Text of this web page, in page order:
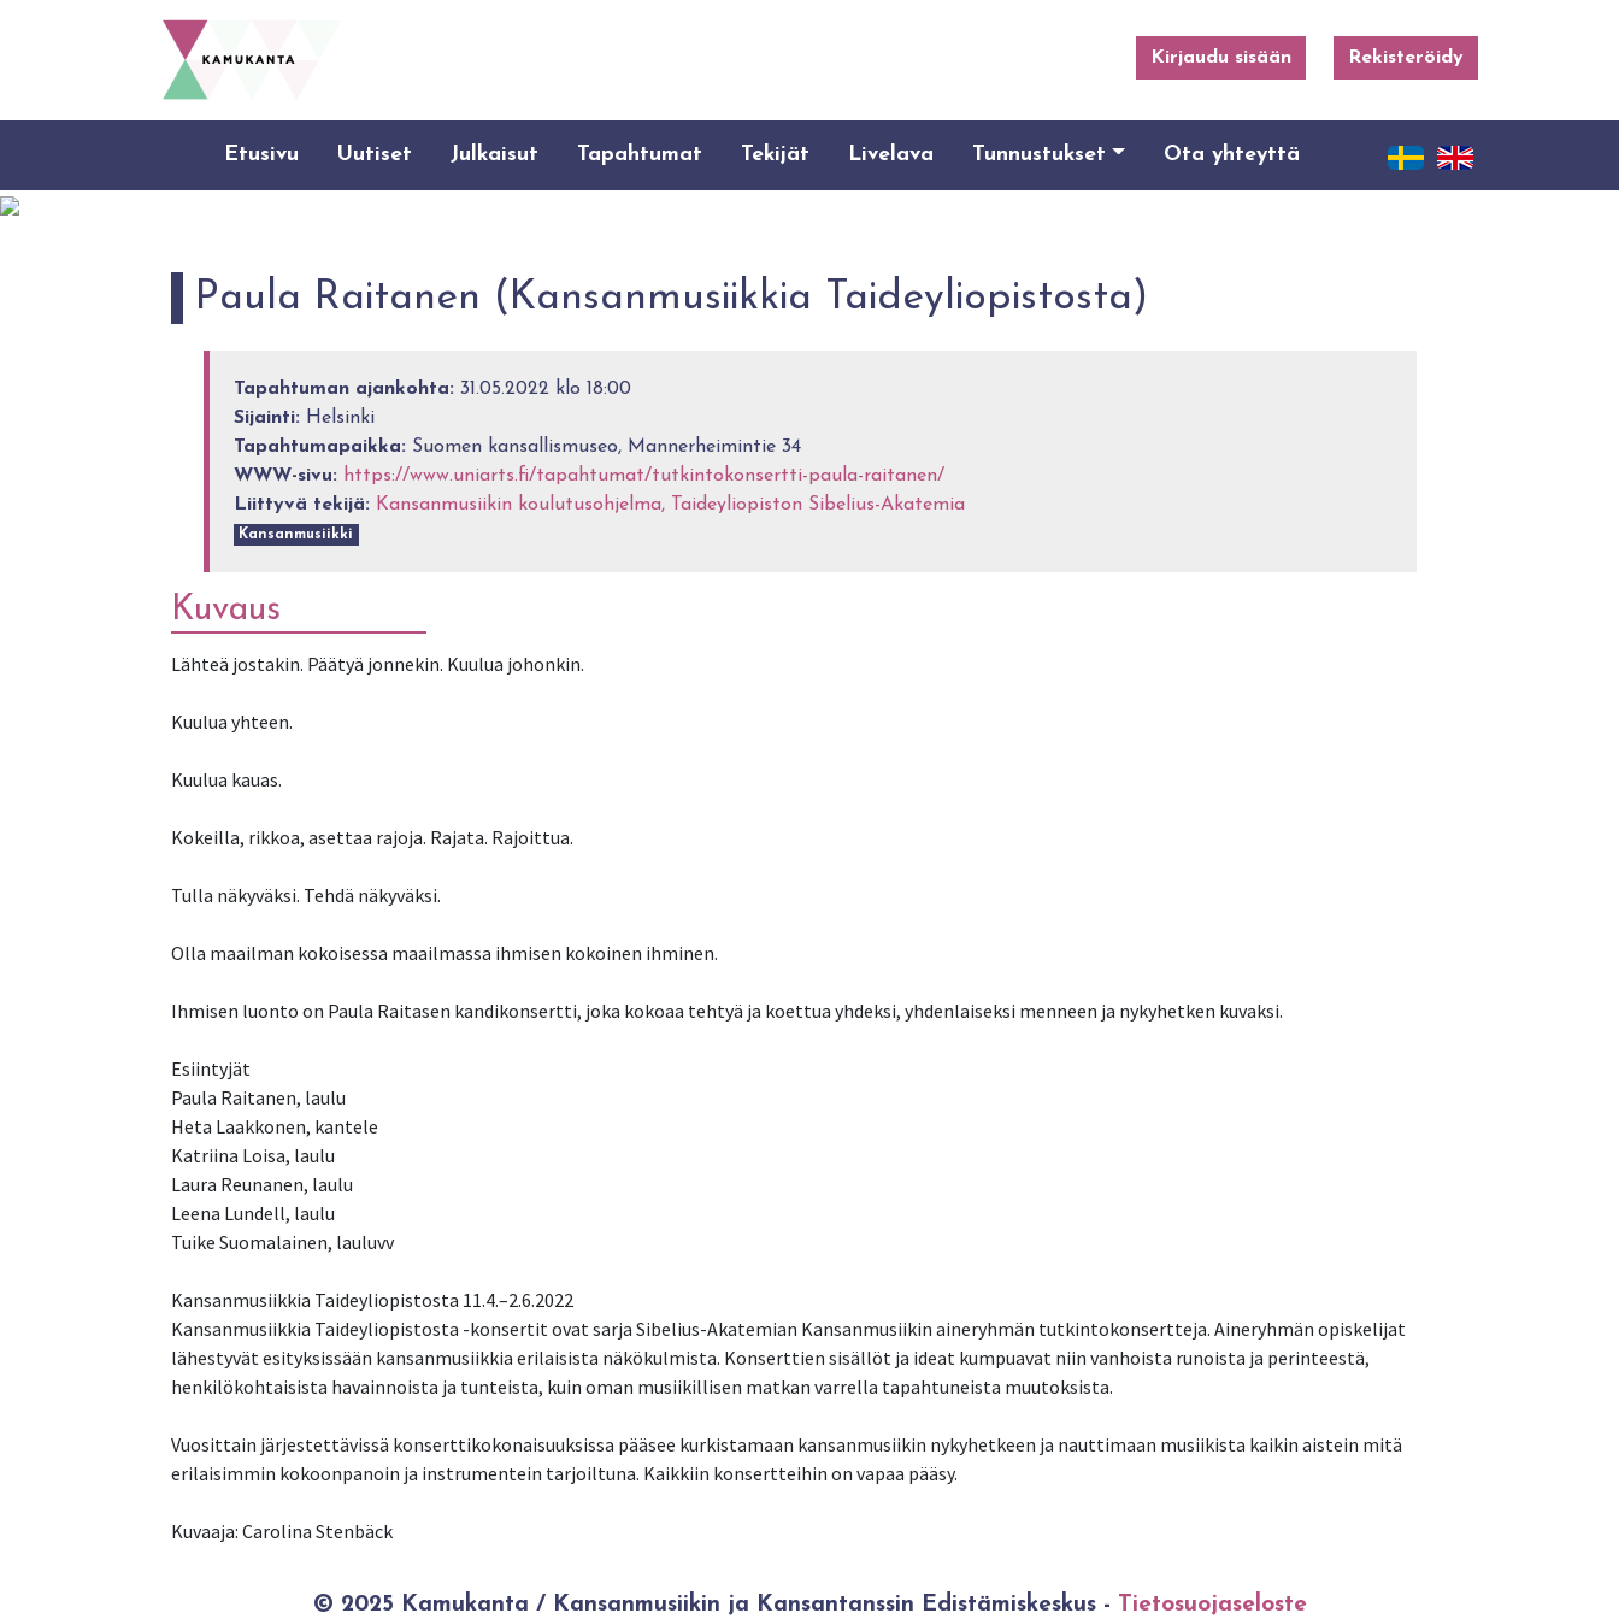
Kirjaudu sisään Rekisteröidy
Etusivu Uutiset Julkaisut Tapahtumat Tekijät Livelava Tunnustukset Ota yhteyttä
Paula Rai­ta­nen (Kan­san­musiik­kia Tai­dey­li­opis­tos­ta)
Tapahtuman ajankohta: 31.05.2022 klo 18:00
Sijainti: Helsinki
Tapahtumapaikka: Suomen kansallismuseo, Mannerheimintie 34
WWW-sivu: https://www.uniarts.fi/tapahtumat/tutkintokonsertti-paula-raitanen/
Liittyvä tekijä: Kansanmusiikin koulutusohjelma, Taideyliopiston Sibelius-Akatemia
Kansanmusiikki
Kuvaus
Lähteä jostakin. Päätyä jonnekin. Kuulua johonkin.
Kuulua yhteen.
Kuulua kauas.
Kokeilla, rikkoa, asettaa rajoja. Rajata. Rajoittua.
Tulla näkyväksi. Tehdä näkyväksi.
Olla maailman kokoisessa maailmassa ihmisen kokoinen ihminen.
Ihmisen luonto on Paula Raitasen kandikonsertti, joka kokoaa tehtyä ja koettua yhdeksi, yhdenlaiseksi menneen ja nykyhetken kuvaksi.
Esiintyjät
Paula Raitanen, laulu
Heta Laakkonen, kantele
Katriina Loisa, laulu
Laura Reunanen, laulu
Leena Lundell, laulu
Tuike Suomalainen, lauluvv
Kansanmusiikkia Taideyliopistosta 11.4.–2.6.2022
Kansanmusiikkia Taideyliopistosta -konsertit ovat sarja Sibelius-Akatemian Kansanmusiikin aineryhmän tutkintokonsertteja. Aineryhmän opiskelijat
lähestyvät esityksissään kansanmusiikkia erilaisista näkökulmista. Konserttien sisällöt ja ideat kumpuavat niin vanhoista runoista ja perinteestä,
henkilökohtaisista havainnoista ja tunteista, kuin oman musiikillisen matkan varrella tapahtuneista muutoksista.
Vuosittain järjestettävissä konserttikokonaisuuksissa pääsee kurkistamaan kansanmusiikin nykyhetkeen ja nauttimaan musiikista kaikin aistein mitä
erilaisimmin kokoonpanoin ja instrumentein tarjoiltuna. Kaikkiin konsertteihin on vapaa pääsy.
Kuvaaja: Carolina Stenbäck
© 2025 Kamukanta / Kansanmusiikin ja Kansantanssin Edistämiskeskus - Tietosuojaseloste